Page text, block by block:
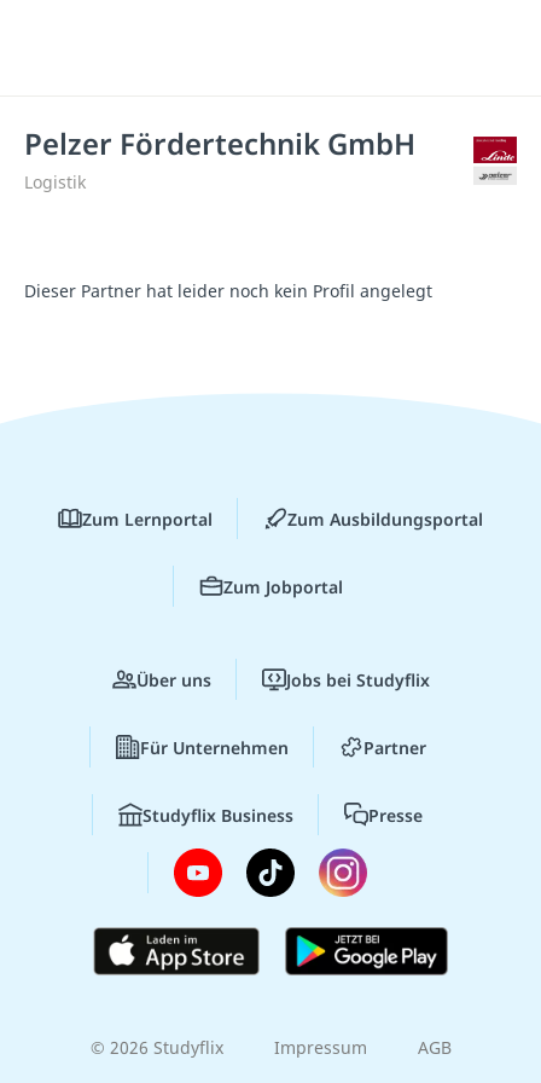
Pelzer Fördertechnik GmbH
Logistik
Dieser Partner hat leider noch kein Profil angelegt
Zum Lernportal Zum Ausbildungsportal
Zum Jobportal
Über uns Jobs bei Studyflix
Für Unternehmen Partner
Studyflix Business Presse
© 2026 Studyflix Impressum AGB